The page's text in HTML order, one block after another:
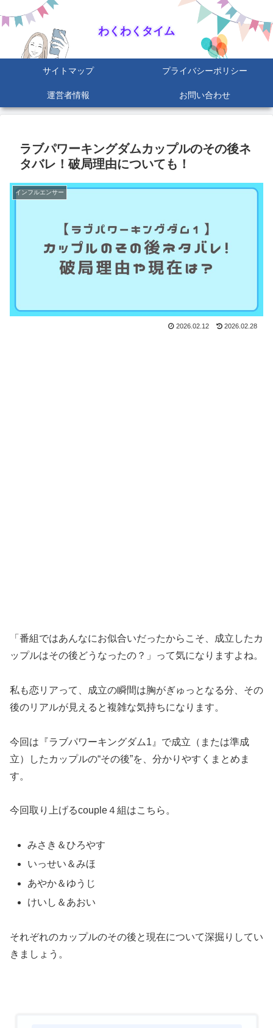
わくわくタイム
サイトマップ プライバシーポリシー
運営者情報 お問い合わせ
ラブパワーキングダムカップルのその後ネ
タバレ！破局理由についても！
インフルエンサー
2026.02.12 2026.02.28
「番組ではあんなにお似合いだったからこそ、成立したカ
ップルはその後どうなったの？」って気になりますよね。
私も恋リアって、成立の瞬間は胸がぎゅっとなる分、その
後のリアルが見えると複雑な気持ちになります。
今回は『ラブパワーキングダム1』で成立（または準成
立）したカップルの“その後”を、分かりやすくまとめま
す。
今回取り上げるcouple４組はこちら。
みさき＆ひろやす
いっせい＆みほ
あやか＆ゆうじ
けいし＆あおい
それぞれのカップルのその後と現在について深掘りしてい
きましょう。